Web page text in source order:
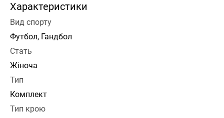
Характеристики
Вид спорту
Футбол, Гандбол
Стать
Жіноча
Тип
Комплект
Тип крою